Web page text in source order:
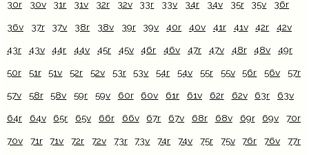
30r 30v 31r 31v 32r 32v 33r 33v 34r 34v 35r 35v 36r
36v 37r 37v 38r 38v 39r 39v 40r 40v 41r 41v 42r 42v
43r 43v 44r 44v 45r 45v 46r 46v 47r 47v 48r 48v 49r
50r 51r 51v 52r 52v 53r 53v 54r 54v 55r 55v 56r 56v 57r
57v 58r 58v 59r 59v 60r 60v 61r 61v 62r 62v 63r 63v
64r 64v 65r 65v 66r 66v 67r 67v 68r 68v 69r 69v 70r
70v 71r 71v 72r 72v 73r 73v 74r 74v 75r 75v 76r 76v 77r